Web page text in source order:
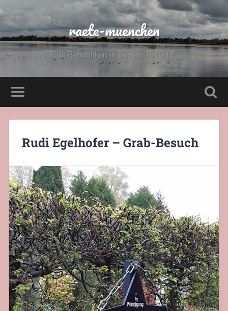
raete-muenchen
Räte-Republiken in Bayern 1918-19 -
Rudi Egelhofer – Grab-Besuch